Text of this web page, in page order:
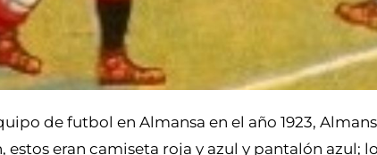
de futbol en Almansa en el año 1923,
estos eran camiseta roja y azul y pantalón azul;